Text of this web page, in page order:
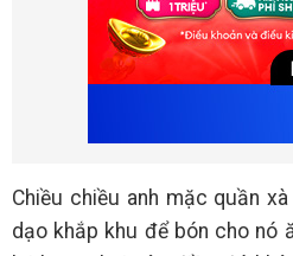
Chiều chiều anh mặc quần
dạo khắp khu để bón cho nó